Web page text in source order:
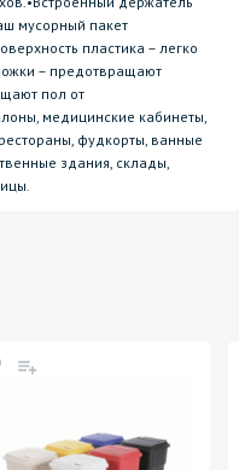
мусорный пакет
пластика – легко
– предотвращают
пол от
медицинские кабинеты,
фудкорты, ванные
здания, склады,